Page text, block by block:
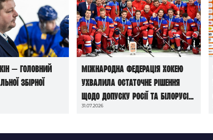
— головний
збірної
Міжнародна федерація хокею
ухвалила остаточне рішення
щодо допуску росії та білорусі
до чемпіонатів світу сезону
31.07.2026